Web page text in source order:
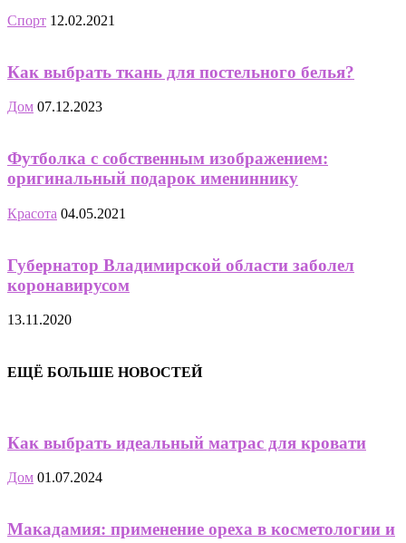
Спорт 12.02.2021
Как выбрать ткань для постельного белья?
Дом 07.12.2023
Футболка с собственным изображением:
оригинальный подарок имениннику
Красота 04.05.2021
Губернатор Владимирской области заболел
коронавирусом
13.11.2020
ЕЩЁ БОЛЬШЕ НОВОСТЕЙ
Как выбрать идеальный матрас для кровати
Дом 01.07.2024
Макадамия: применение ореха в косметологии и